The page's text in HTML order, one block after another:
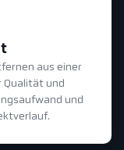
aus einer
Qualität und
und